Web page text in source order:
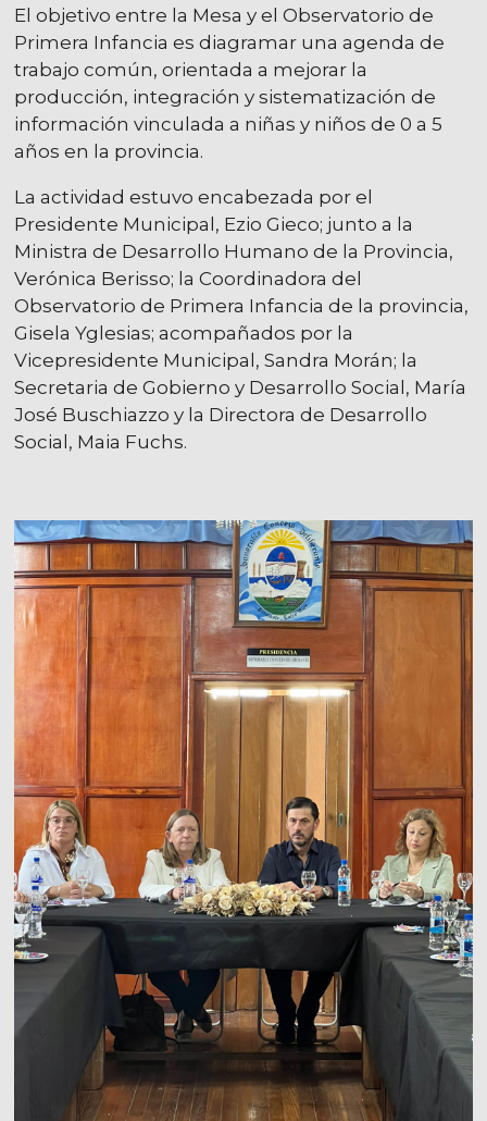
El objetivo entre la Mesa y el Observatorio de
Primera Infancia es diagramar una agenda de
trabajo común, orientada a mejorar la
producción, integración y sistematización de
información vinculada a niñas y niños de 0 a 5
años en la provincia.
La actividad estuvo encabezada por el
Presidente Municipal, Ezio Gieco; junto a la
Ministra de Desarrollo Humano de la Provincia,
Verónica Berisso; la Coordinadora del
Observatorio de Primera Infancia de la provincia,
Gisela Yglesias; acompañados por la
Vicepresidente Municipal, Sandra Morán; la
Secretaria de Gobierno y Desarrollo Social, María
José Buschiazzo y la Directora de Desarrollo
Social, Maia Fuchs.